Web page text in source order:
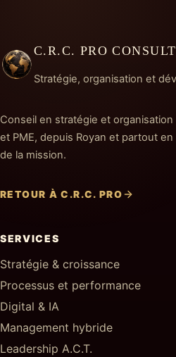
C.R.C. PRO
Stratégie, organisation et
Conseil en stratégie et
et PME, depuis Royan et partout
de la mission.
RETOUR À C.R.C. PRO
SERVICES
Stratégie & croissance
Processus et performance
Digital & IA
Management hybride
Leadership A.C.T.